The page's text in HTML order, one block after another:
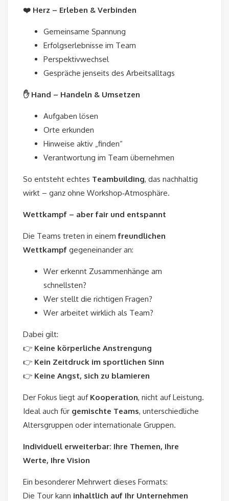
❤️ Herz – Erleben & Verbinden
Gemeinsame Spannung
Erfolgserlebnisse im Team
Perspektivwechsel
Gespräche jenseits des Arbeitsalltags
✋ Hand – Handeln & Umsetzen
Aufgaben lösen
Orte erkunden
Hinweise aktiv „finden“
Verantwortung im Team übernehmen
So entsteht echtes Teambuilding, das nachhaltig
wirkt – ganz ohne Workshop‑Atmosphäre.
Wettkampf – aber fair und entspannt
Die Teams treten in einemfreundlichen
Wettkampf gegeneinander an:
Wer erkennt Zusammenhänge am
schnellsten?
Wer stellt die richtigen Fragen?
Wer arbeitet wirklich als Team?
Dabei gilt:
👉 Keine körperliche Anstrengung
👉 Kein Zeitdruck im sportlichen Sinn
👉 Keine Angst, sich zu blamieren
Der Fokus liegt auf Kooperation, nicht auf Leistung.
Ideal auch für gemischte Teams, unterschiedliche
Altersgruppen oder internationale Gruppen.
Individuell erweiterbar: Ihre Themen, Ihre
Werte, Ihre Vision
Ein besonderer Mehrwert dieses Formats:
Die Tour kann inhaltlich auf Ihr Unternehmen